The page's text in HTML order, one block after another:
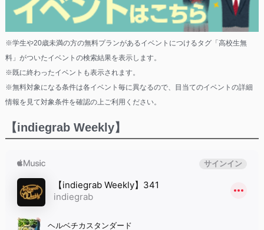
※学生や20歳未満の方の無料プランがあるイベントにつけるタグ「高校生無
料」がついたイベントの検索結果を表示します。
※既に終わったイベントも表示されます。
※無料対象になる条件は各イベント毎に異なるので、目当てのイベントの詳細
情報を見て対象条件を確認の上ご利用ください。
【indiegrab Weekly】